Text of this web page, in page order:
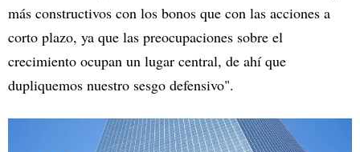
más constructivos con los bonos que con las acciones a
corto plazo, ya que las preocupaciones sobre el
crecimiento ocupan un lugar central, de ahí que
dupliquemos nuestro sesgo defensivo".